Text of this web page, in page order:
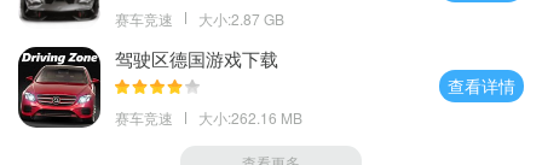
赛车竞速 大小:2.87 GB
驾驶区德国游戏下载
赛车竞速 大小:262.16 MB
查看详情